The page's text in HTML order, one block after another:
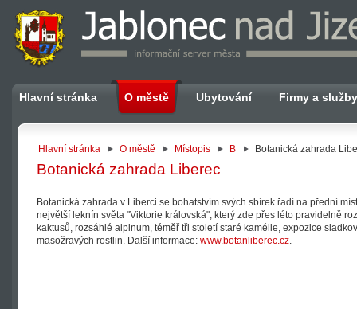
Hlavní stránka O městě Ubytování Firmy a služby
Hlavní stránka O městě Místopis B Botanická zahrada
Botanická zahrada Liberec
Botanická zahrada v Liberci se bohatstvím svých sbírek řadí na přední
největší leknín světa "Viktorie královská", který zde přes léto pravidelně
kaktusů, rozsáhlé alpinum, téměř tři století staré kamélie, expozice
masožravých rostlin. Další informace: www.botanliberec.cz.